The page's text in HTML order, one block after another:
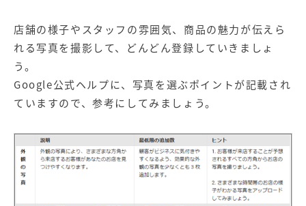
店舗の様子やスタッフの雰囲気、商品の魅力が伝えら
れる写真を撮影して、どんどん登録していきましょ
う。
Google公式ヘルプに、写真を選ぶポイントが記載され
ていますので、参考にしてみましょう。